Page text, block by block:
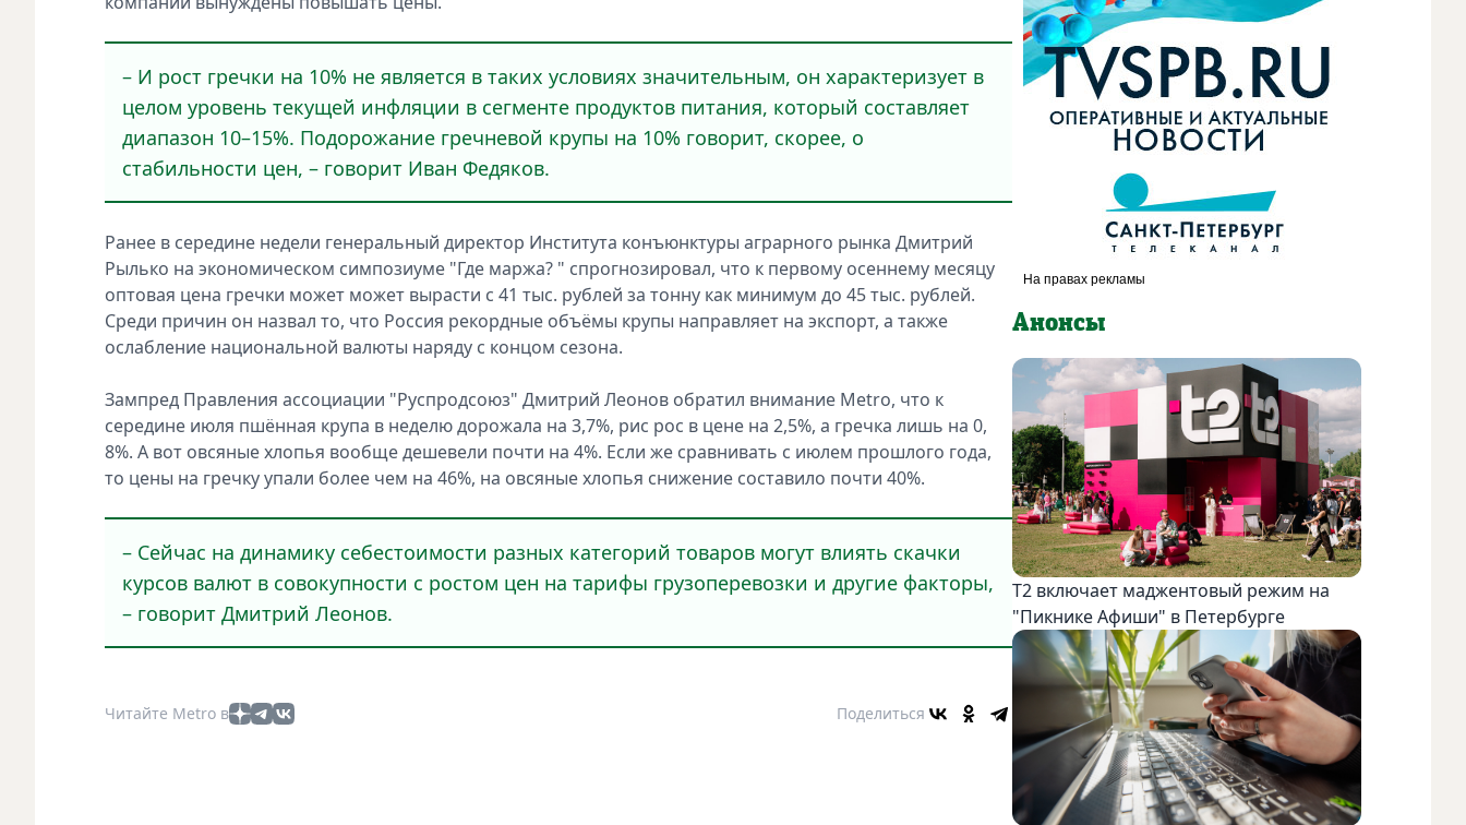
– И рост гречки на 10% не является в таких условиях значительным, он характеризует в
целом уровень текущей инфляции в сегменте продуктов питания, который составляет
диапазон 10–15%. Подорожание гречневой крупы на 10% говорит, скорее, о
стабильности цен, – говорит Иван Федяков.
Ранее в середине недели генеральный директор Института конъюнктуры аграрного рынка Дмитрий
Рылько на экономическом симпозиуме "Где маржа? " спрогнозировал, что к первому осеннему месяцу
оптовая цена гречки может может вырасти с 41 тыс. рублей за тонну как минимум до 45 тыс. рублей.
Среди причин он назвал то, что Россия рекордные объёмы крупы направляет на экспорт, а также
ослабление национальной валюты наряду с концом сезона.
Зампред Правления ассоциации "Руспродсоюз" Дмитрий Леонов обратил внимание Metro, что к
середине июля пшённая крупа в неделю дорожала на 3,7%, рис рос в цене на 2,5%, а гречка лишь на 0,
8%. А вот овсяные хлопья вообще дешевели почти на 4%. Если же сравнивать с июлем прошлого года,
то цены на гречку упали более чем на 46%, на овсяные хлопья снижение составило почти 40%.
– Сейчас на динамику себестоимости разных категорий товаров могут влиять скачки
курсов валют в совокупности с ростом цен на тарифы грузоперевозки и другие факторы,
– говорит Дмитрий Леонов.
Читайте Metro в Поделиться
Анонсы
Т2 включает маджентовый режим на
"Пикнике Афиши" в Петербурге